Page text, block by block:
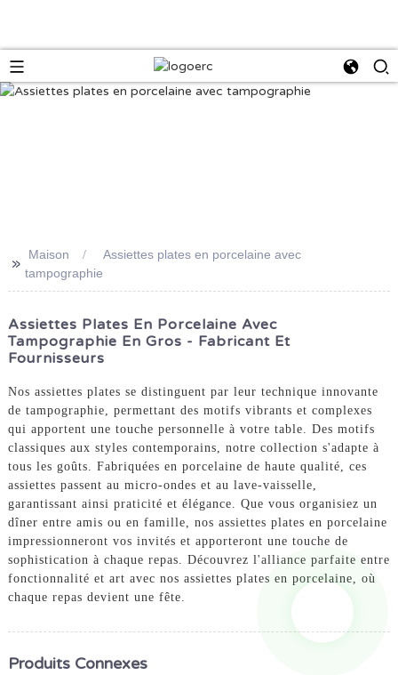
>> Maison
Assiettes plates en porcelaine avec
tampographie
Assiettes Plates En Porcelaine Avec
Tampographie En Gros - Fabricant Et
Fournisseurs
Nos assiettes plates se distinguent par leur technique innovante
de tampographie, permettant des motifs vibrants et complexes
qui apportent une touche personnelle à votre table. Des motifs
classiques aux styles contemporains, notre collection s'adapte à
tous les goûts. Fabriquées en porcelaine de haute qualité, ces
assiettes passent au micro-ondes et au lave-vaisselle,
garantissant ainsi praticité et élégance. Que vous organisiez un
dîner entre amis ou en famille, nos assiettes plates en porcelaine
impressionneront vos invités et apporteront une touche de
sophistication à chaque repas. Découvrez l'alliance parfaite entre
fonctionnalité et art avec nos assiettes plates en porcelaine, où
chaque repas devient une fête.
Produits Connexes